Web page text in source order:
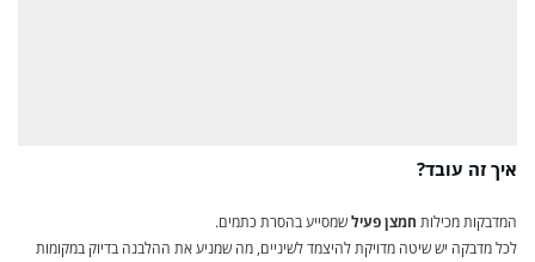
איך זה עובד?
המדבקות מכילות חמצן פעילשמסייע בהסרת כתמים.
לכל מדבקה יש שיטה מדויקת להיצמד לשיניים, מה שמניע את ההלבנה בדיוק במקומות